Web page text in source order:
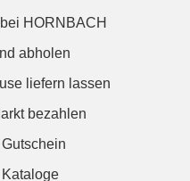
HORNBACH
abholen
liefern lassen
bezahlen